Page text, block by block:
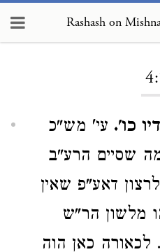
Rashash on
כו'. עי' מש"כ
שסיים הרע"ב
דאע"פ שאין
מלשון הר"ש
לכאורה כאן הוה